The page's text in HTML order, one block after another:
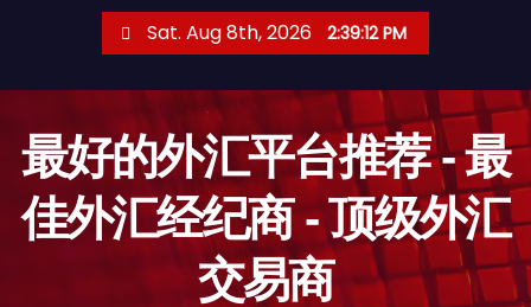
Sat. Aug 8th, 2026 2:39:14 PM
最好的外汇平台推荐 - 最
佳外汇经纪商 - 顶级外汇
交易商